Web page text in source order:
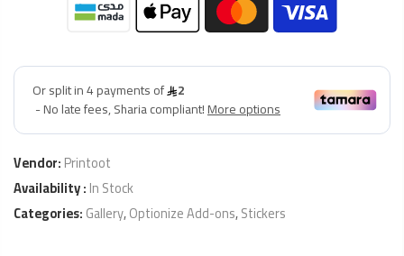
Vendor:Printoot
Availability :In Stock
Categories:Gallery,Optionize Add-ons,Stickers